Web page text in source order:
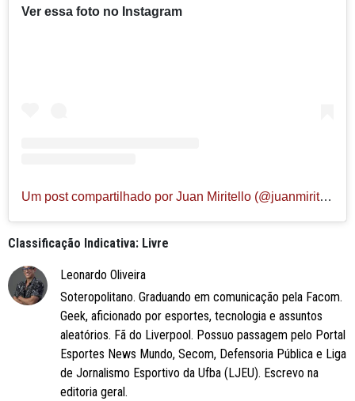
Ver essa foto no Instagram
Um post compartilhado por Juan Miritello (@juanmiritello18)
Classificação Indicativa: Livre
Leonardo Oliveira
Soteropolitano. Graduando em comunicação pela Facom.
Geek, aficionado por esportes, tecnologia e assuntos
aleatórios. Fã do Liverpool. Possuo passagem pelo Portal
Esportes News Mundo, Secom, Defensoria Pública e Liga
de Jornalismo Esportivo da Ufba (LJEU). Escrevo na
editoria geral.